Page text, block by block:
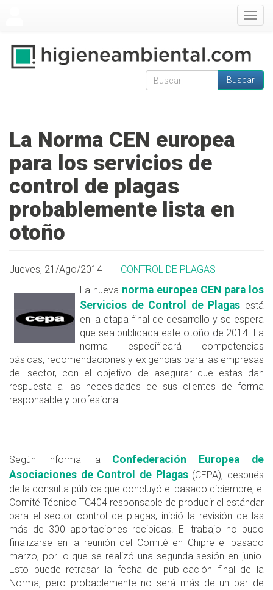
Formulario de
Buscar
La Norma CEN europea
para los servicios de
control de plagas
probablemente lista en
otoño
Jueves, 21/Ago/2014
CONTROL DE PLAGAS
La nueva norma europea CEN para los
Servicios de Control de Plagas está
en la etapa final de desarrollo y se espera
que sea publicada este otoño de 2014. La
norma especificará competencias
básicas, recomendaciones y exigencias para las empresas
del sector, con el objetivo de asegurar que estas dan
respuesta a las necesidades de sus clientes de forma
responsable y profesional.
Según informa la Confederación Europea de
Asociaciones de Control de Plagas(CEPA), después
de la consulta pública que concluyó el pasado diciembre, el
Comité Técnico TC404 responsable de producir el estándar
para el sector control de plagas, inició la revisión de las
más de 300 aportaciones recibidas. El trabajo no pudo
finalizarse en la reunión del Comité en Chipre el pasado
marzo, por lo que se realizó una segunda sesión en junio.
Esto puede retrasar la fecha de publicación final de la
Norma, pero probablemente no será más de un par de